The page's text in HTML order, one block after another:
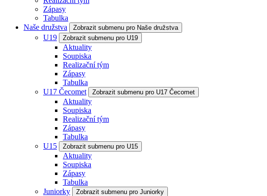
Zápasy
Tabulka
Naše družstva
Zobrazit submenu pro Naše družstva
U19 Zobrazit submenu pro U19
Aktuality
Soupiska
Realizační tým
Zápasy
Tabulka
U17 Čecomet
Zobrazit submenu pro U17 Čecomet
Aktuality
Soupiska
Realizační tým
Zápasy
Tabulka
U15
Zobrazit submenu pro U15
Aktuality
Soupiska
Zápasy
Tabulka
Juniorky
Zobrazit submenu pro Juniorky